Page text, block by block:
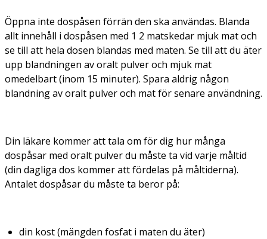
Öppna inte dospåsen förrän den ska användas. Blanda
allt innehåll i dospåsen med 1 2 matskedar mjuk mat och
se till att hela dosen blandas med maten. Se till att du äter
upp blandningen av oralt pulver och mjuk mat
omedelbart (inom 15 minuter). Spara aldrig någon
blandning av oralt pulver och mat för senare användning.
Din läkare kommer att tala om för dig hur många
dospåsar med oralt pulver du måste ta vid varje måltid
(din dagliga dos kommer att fördelas på måltiderna).
Antalet dospåsar du måste ta beror på:
din kost (mängden fosfat i maten du äter)